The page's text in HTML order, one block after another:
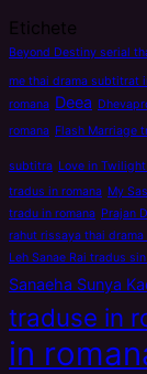
Etichete
Beyond Destiny serial
me thai drama subtitrat
romana Deea
romana Flash Marriage
subtitra Love in
tradus in romana My
tradu in romana Prajan
rahut rissaya thai
Leh Sanae Rai tradus
Sanaeha Sunya
traduse in
in